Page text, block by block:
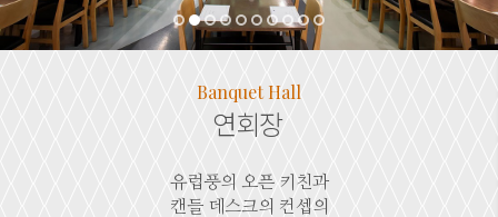
Banquet Hall
연회장
유럽풍의 오픈 키친과
캔들 데스크의 컨셉의